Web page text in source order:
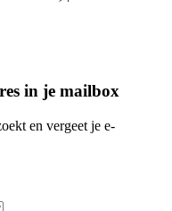
in je mailbox
en vergeet je e-